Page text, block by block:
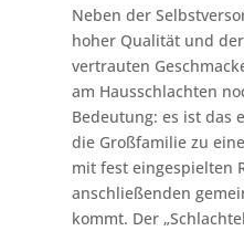
Neben der
hoher Qualität und
vertrauten
am Hausschlachten
Bedeutung: es ist das
die Großfamilie zu
mit fest eingespielten
anschließenden
kommt. Der